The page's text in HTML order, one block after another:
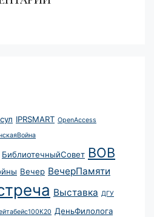
IPRSMART OpenAccess
БиблиотечныйСовет ВОВ
Вечер ВечерПамяти
Выставка ДГУ
ДеньФилолога